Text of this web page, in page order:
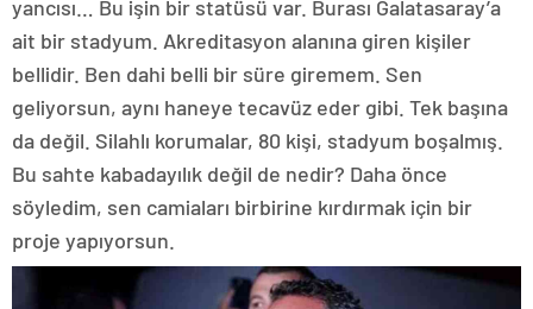
yancısı… Bu işin bir statüsü var. Burası Galatasaray’a
ait bir stadyum. Akreditasyon alanına giren kişiler
bellidir. Ben dahi belli bir süre giremem. Sen
geliyorsun, aynı haneye tecavüz eder gibi. Tek başına
da değil. Silahlı korumalar, 80 kişi, stadyum boşalmış.
Bu sahte kabadayılık değil de nedir? Daha önce
söyledim, sen camiaları birbirine kırdırmak için bir
proje yapıyorsun.